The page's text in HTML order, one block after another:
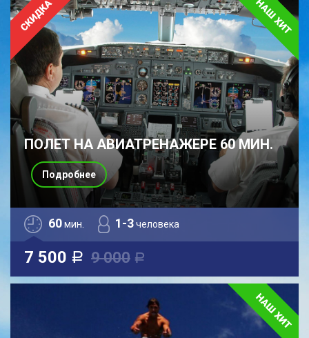
ПОЛЕТ НА АВИАТРЕНАЖЕРЕ 60 МИН.
60мин. 1-3человека
7 500 a 9 000 a
Подробнее